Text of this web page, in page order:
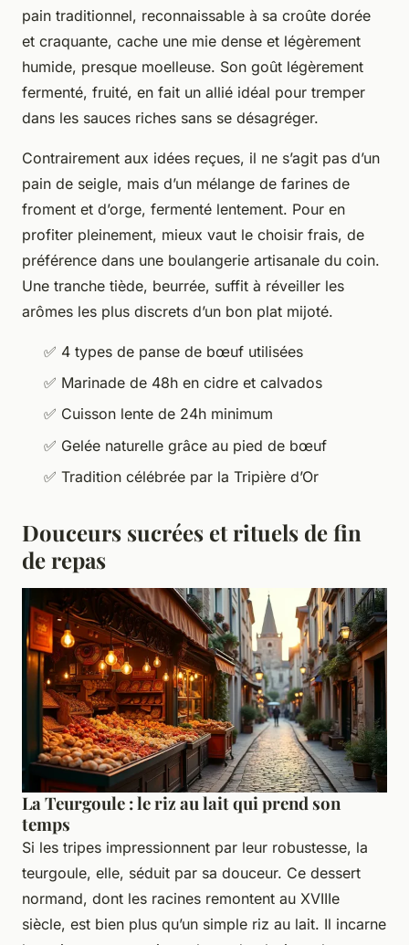
pain traditionnel, reconnaissable à sa croûte dorée
et craquante, cache une mie dense et légèrement
humide, presque moelleuse. Son goût légèrement
fermenté, fruité, en fait un allié idéal pour tremper
dans les sauces riches sans se désagréger.
Contrairement aux idées reçues, il ne s’agit pas d’un
pain de seigle, mais d’un mélange de farines de
froment et d’orge, fermenté lentement. Pour en
profiter pleinement, mieux vaut le choisir frais, de
préférence dans une boulangerie artisanale du coin.
Une tranche tiède, beurrée, suffit à réveiller les
arômes les plus discrets d’un bon plat mijoté.
✅ 4 types de panse de bœuf utilisées
✅ Marinade de 48h en cidre et calvados
✅ Cuisson lente de 24h minimum
✅ Gelée naturelle grâce au pied de bœuf
✅ Tradition célébrée par la Tripière d’Or
Douceurs sucrées et rituels de fin
de repas
La Teurgoule : le riz au lait qui prend son
temps
Si les tripes impressionnent par leur robustesse, la
teurgoule, elle, séduit par sa douceur. Ce dessert
normand, dont les racines remontent au XVIIIe
siècle, est bien plus qu’un simple riz au lait. Il incarne